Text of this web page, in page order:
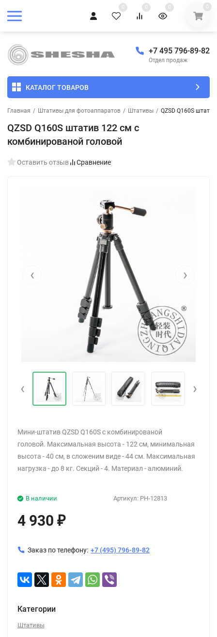
0 0 0 0
+7 495 796-89-82
Отдел продаж
КАТАЛОГ ТОВАРОВ
Главная / Штативы для фотоаппаратов / Штативы / QZSD Q160S
QZSD Q160S штатив 122 см с
комбинированой головой
Оставить отзыв Сравнение
‹ ›
‹ ›
Мини-штатив QZSD Q160S с комбинированой
головой. Максимальная высота - 122 см, минимальная
высота - 40 см, в сложеним виде - 44 см. Максимальная
нагрузка - до 8 кг. Секций - 4. Материал - алюминий.
Артикул: PH-12813
В наличии
4 930 ₽
Заказ по телефону: +7 (495) 796-89-82
Категории
Штативы